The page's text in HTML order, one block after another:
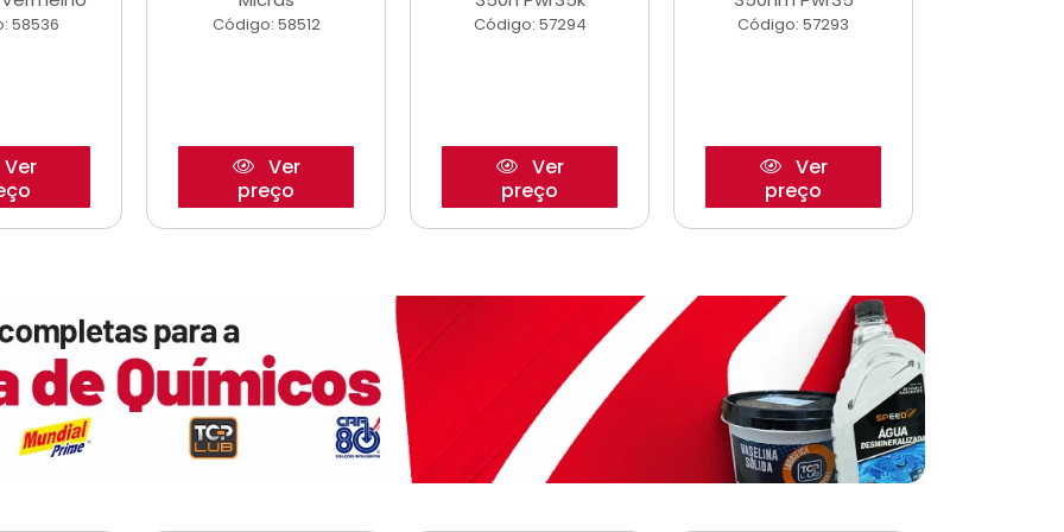
58536
Ver
Código: 58512
Ver
preço
Código: 57294
Ver
preço
Código: 57293
Ver
preço